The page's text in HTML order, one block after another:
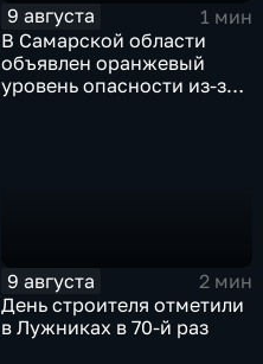
9 августа
1 мин
В Самарской области
объявлен оранжевый
уровень опасности из-за
9 августа
2 мин
День строителя отметили
в Лужниках в 70-й раз